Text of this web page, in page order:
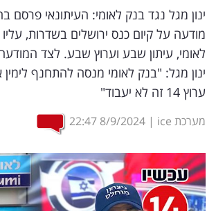
וטק
שיווק
ופרסום
משפט
מדדים
ומחקרים
דעות
מודעה על קיום כנס ירושלים בשדרות,
לאומי, עיתון שבע וערוץ שבע. לצד
ינון מגל: "בנק לאומי מנסה להתחנף
ערוץ 14 זה לא יעבוד"
מערכת ice |
8/9/2024
22:47